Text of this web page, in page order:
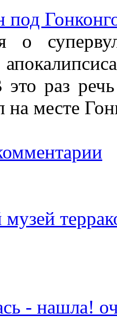
под
о
раз
на месте
- нашла!